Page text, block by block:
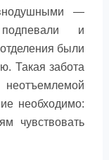
—
и
были
Такая забота
необходимо:
чувствовать